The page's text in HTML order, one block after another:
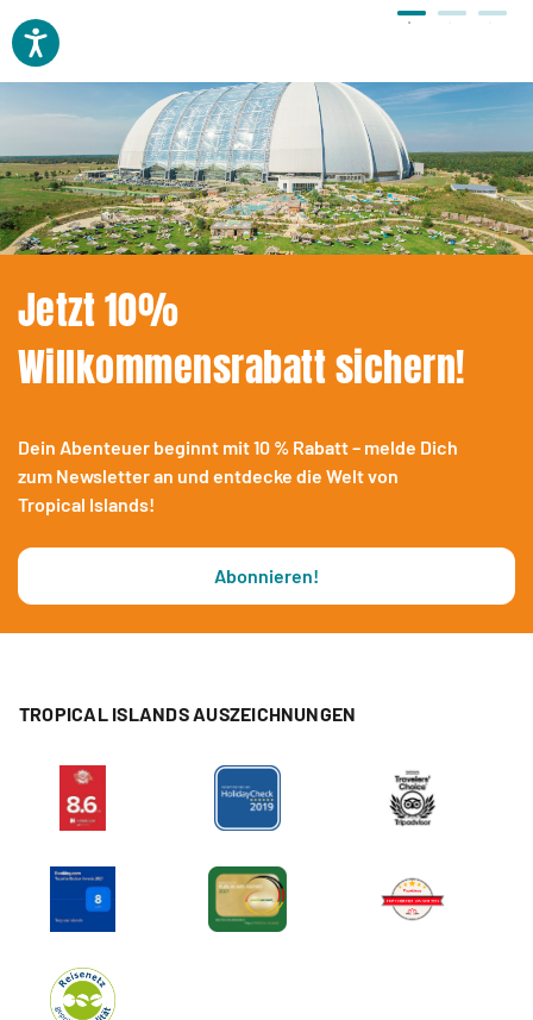
Jetzt 10%
Willkommensrabatt sichern!
Dein Abenteuer beginnt mit 10 % Rabatt – melde Dich
zum Newsletter an und entdecke die Welt von
Tropical Islands!
Abonnieren!
TROPICAL ISLANDS AUSZEICHNUNGEN